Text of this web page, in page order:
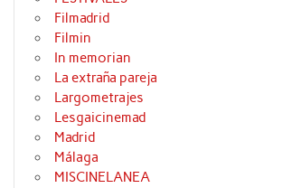
Filmadrid
Filmin
In memorian
La extraña pareja
Largometrajes
Lesgaicinemad
Madrid
Málaga
MISCINELANEA